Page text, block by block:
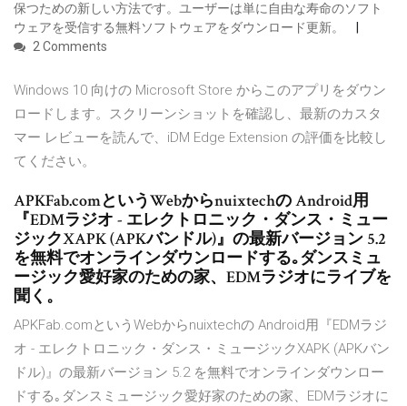
保つための新しい方法です。ユーザーは単に自由な寿命のソフト
ウェアを受信する無料ソフトウェアをダウンロード更新。
2 Comments
Windows 10 向けの Microsoft Store からこのアプリをダウン
ロードします。スクリーンショットを確認し、最新のカスタ
マー レビューを読んで、iDM Edge Extension の評価を比較し
てください。
APKFab.comというWebからnuixtechの Android用
『EDMラジオ - エレクトロニック・ダンス・ミュー
ジックXAPK (APKバンドル)』の最新バージョン 5.2
を無料でオンラインダウンロードする｡ダンスミュ
ージック愛好家のための家、EDMラジオにライブを
聞く。
APKFab.comというWebからnuixtechの Android用『EDMラジ
オ - エレクトロニック・ダンス・ミュージックXAPK (APKバン
ドル)』の最新バージョン 5.2 を無料でオンラインダウンロー
ドする｡ダンスミュージック愛好家のための家、EDMラジオに